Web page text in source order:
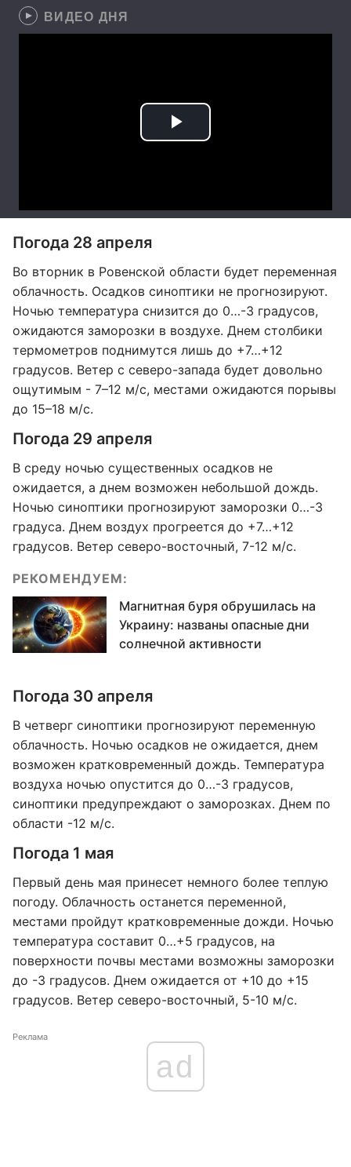
ВИДЕО ДНЯ
Погода 28 апреля
Во вторник в Ровенской области будет переменная
облачность. Осадков синоптики не прогнозируют.
Ночью температура снизится до 0…-3 градусов,
ожидаются заморозки в воздухе. Днем столбики
термометров поднимутся лишь до +7…+12
градусов. Ветер с северо-запада будет довольно
ощутимым - 7–12 м/с, местами ожидаются порывы
до 15–18 м/с.
Погода 29 апреля
В среду ночью существенных осадков не
ожидается, а днем возможен небольшой дождь.
Ночью синоптики прогнозируют заморозки 0…-3
градуса. Днем воздух прогреется до +7…+12
градусов. Ветер северо-восточный, 7-12 м/с.
РЕКОМЕНДУЕМ:
Магнитная буря обрушилась на
Украину: названы опасные дни
солнечной активности
Погода 30 апреля
В четверг синоптики прогнозируют переменную
облачность. Ночью осадков не ожидается, днем
возможен кратковременный дождь. Температура
воздуха ночью опустится до 0…-3 градусов,
синоптики предупреждают о заморозках. Днем по
области -12 м/с.
Погода 1 мая
Первый день мая принесет немного более теплую
погоду. Облачность останется переменной,
местами пройдут кратковременные дожди. Ночью
температура составит 0…+5 градусов, на
поверхности почвы местами возможны заморозки
до -3 градусов. Днем ожидается от +10 до +15
градусов. Ветер северо-восточный, 5-10 м/с.
Реклама
ad